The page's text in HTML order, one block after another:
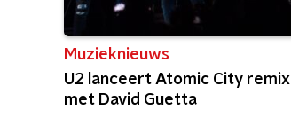
Muzieknieuws
U2 lanceert Atomic City remix
met David Guetta